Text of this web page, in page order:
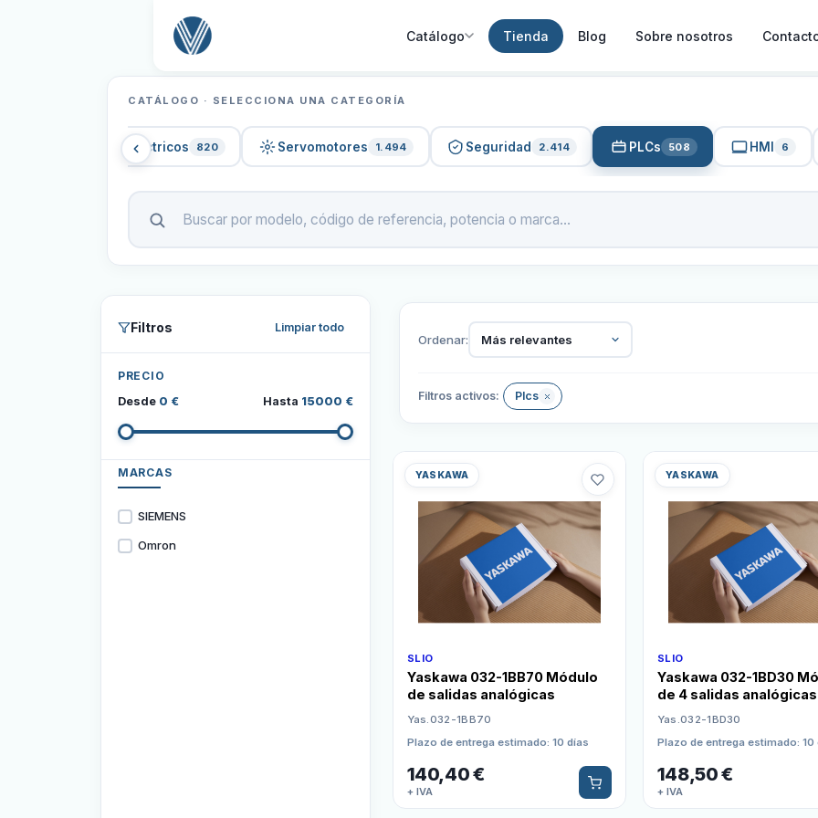
Catálogo Tienda Blog Sobre nosotros
CATÁLOGO · SELECCIONA UNA CATEGORÍA
Motores eléctricos 820 Servomotores 1.494 Seguridad 2.414 PLCs 508 HMI 6
Filtros Limpiar todo
PRECIO
Desde 0 € Hasta 15000 €
MARCAS
SIEMENS
Omron
Ordenar: Más relevantes
Filtros activos: Plcs
YASKAWA
SLIO
Yaskawa 032-1BB70 Módulo
de salidas analógicas
Yas.032-1BB70
Plazo de entrega estimado: 10 días
140,40€
+ IVA
YASKAWA
SLIO
Yaskawa 032-1BD30
de 4 salidas
Yas.032-1BD30
Plazo de entrega estimado: 10
148,50€
+ IVA